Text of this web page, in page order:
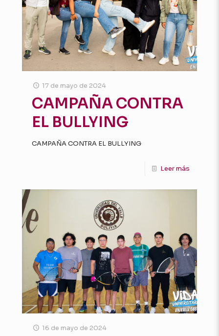
17 de mayo de 2024
CAMPAÑA CONTRA
EL BULLYING
CAMPAÑA CONTRA EL BULLYING
Leer más
16 de mayo de 2024